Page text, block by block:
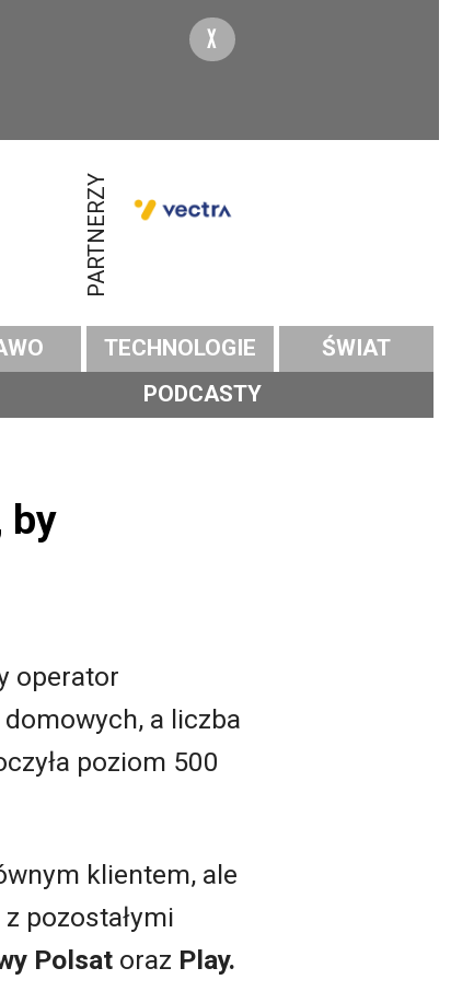
X
PARTNERZY
TECHNOLOGIE
ŚWIAT
PODCASTY
by
operator
a liczba
poziom 500
klientem, ale
pozostałymi
Polsat oraz Play.